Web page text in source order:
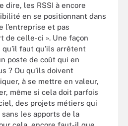
dire, les RSSI à encore
en se positionnant dans
l’entreprise et pas
de celle-ci ». Une façon
faut qu’ils arrêtent
poste de coût qui en
? Ou qu’ils doivent
à se mettre en valeur,
même si cela doit parfois
des projets métiers qui
sans les apports de la